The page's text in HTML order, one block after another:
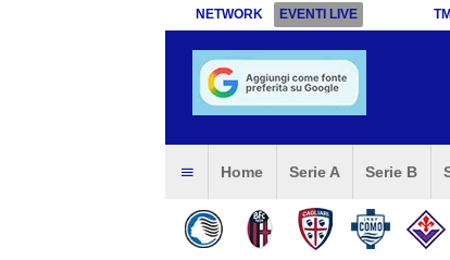
NETWORK EVENTI LIVE
Home Serie A Serie B